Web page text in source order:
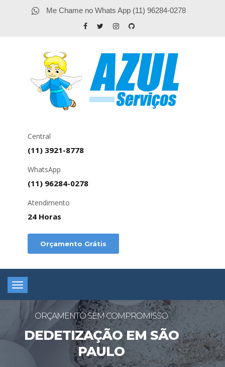
Me Chame no Whats App (11) 96284-0278
Central
(11) 3921-8778
WhatsApp
(11) 96284-0278
Atendimento
24 Horas
Orçamento Grátis
Toggle
navigation
ORÇAMENTO SEM COMPROMISSO
DEDETIZAÇÃO EM SÃO
PAULO